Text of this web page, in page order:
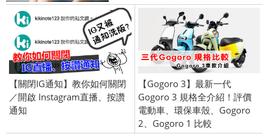
【關閉IG通知】教你如何關閉
／開啟 Instagram直播、按讚
通知
【Gogoro 3】最新一代
Gogoro 3 規格全介紹！評價
電動車、環保車殼、Gogoro
2、Gogoro 1 比較